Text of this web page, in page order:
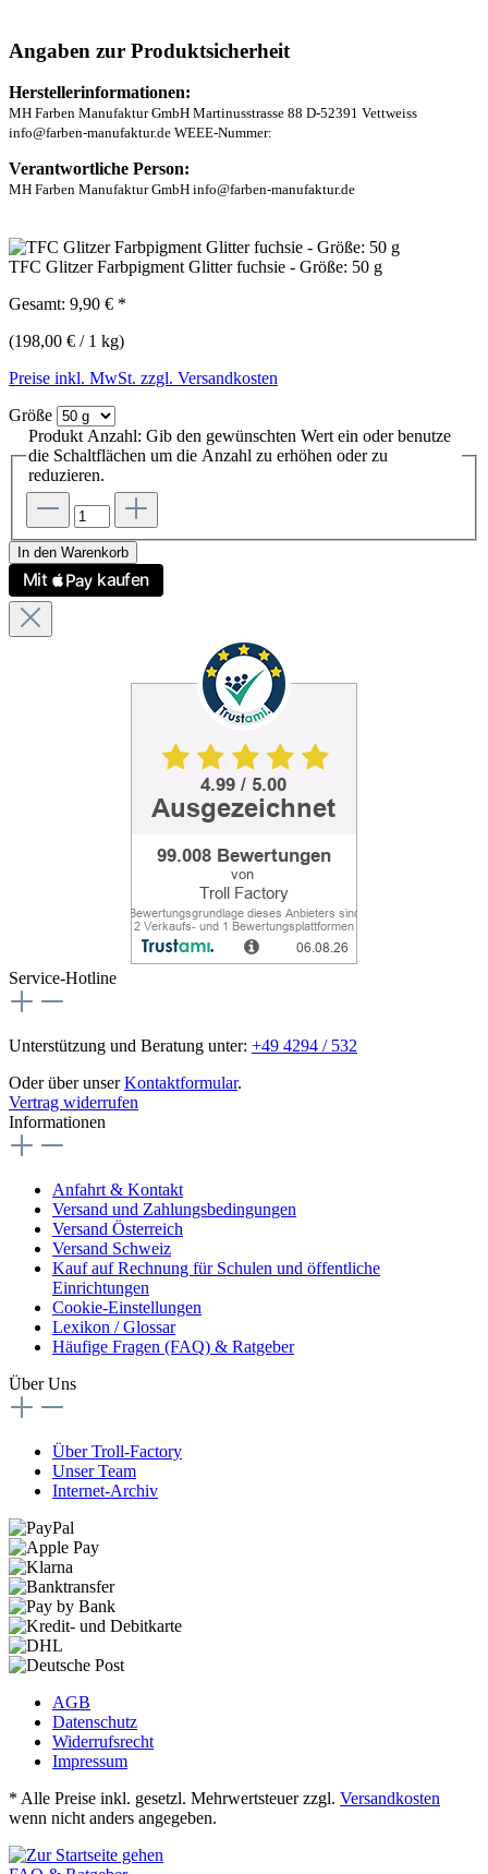
Angaben zur Produktsicherheit
Herstellerinformationen:
MH Farben Manufaktur GmbH Martinusstrasse 88 D-52391 Vettweiss
info@farben-manufaktur.de WEEE-Nummer:
Verantwortliche Person:
MH Farben Manufaktur GmbH info@farben-manufaktur.de
TFC Glitzer Farbpigment Glitter fuchsie - Größe: 50 g
Gesamt: 9,90 € *
(198,00 € / 1 kg)
Preise inkl. MwSt. zzgl. Versandkosten
Größe
Produkt Anzahl: Gib den gewünschten Wert ein oder benutze
die Schaltflächen um die Anzahl zu erhöhen oder zu
reduzieren.
In den Warenkorb
Service-Hotline
Unterstützung und Beratung unter: +49 4294 / 532
Oder über unserKontaktformular.
Vertrag widerrufen
Informationen
Anfahrt & Kontakt
Versand und Zahlungsbedingungen
Versand Österreich
Versand Schweiz
Kauf auf Rechnung für Schulen und öffentliche
Einrichtungen
Cookie-Einstellungen
Lexikon / Glossar
Häufige Fragen (FAQ) & Ratgeber
Über Uns
Über Troll-Factory
Unser Team
Internet-Archiv
AGB
Datenschutz
Widerrufsrecht
Impressum
* Alle Preise inkl. gesetzl. Mehrwertsteuer zzgl. Versandkosten
wenn nicht anders angegeben.